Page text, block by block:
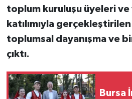
toplum kuruluşu üyeleri ve
katılımıyla
toplumsal dayanışma ve
çıktı.
Bursa